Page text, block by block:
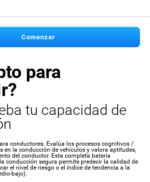
Comenzar
para
tu capacidad de
conductores. Evalúa los procesos cognitivos /
en la conducción de vehículos y valora aptitudes,
del conductor. Esta completa batería
conducción segura permite predecir la calidad de
el nivel de riesgo o el índice de tendencia a la
bajo).